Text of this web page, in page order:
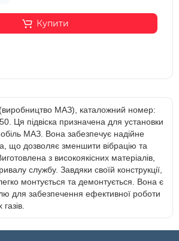
Купити
(виробництво МАЗ), каталожний номер:
Ця підвіска призначена для установки
МАЗ. Вона забезпечує надійне
що дозволяє зменшити вібрацію та
з високоякісних матеріалів,
службу. Завдяки своїй конструкції,
монтується та демонтується. Вона є
для забезпечення ефективної роботи